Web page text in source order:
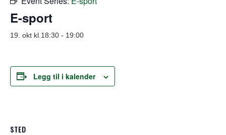
E-sport
19. okt kl.18:30 - 19:00
Legg til i kalender
STED